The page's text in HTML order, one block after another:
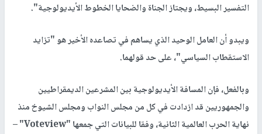
التفسير البسيط، ويجتاز الجناة والضحايا الخطوط الأيديولوجية".
ويبدو أن العامل الوحيد الذي يساهم في تصاعده الأخير هو "تزايد
الاستقطاب السياسي"، على حد قولهما.
وبالفعل، فإن المسافة الأيديولوجية بين المشرعين الديمقراطيين
والجمهوريين قد ازدادت في كل من مجلس النواب ومجلس الشيوخ منذ
نهاية الحرب العالمية الثانية، وفقا للبيانات التي جمعها "Voteview" –